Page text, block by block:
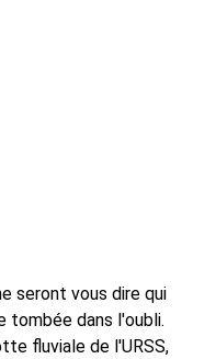
seront vous dire qui
tombée dans l'oubli.
fluviale de l'URSS,